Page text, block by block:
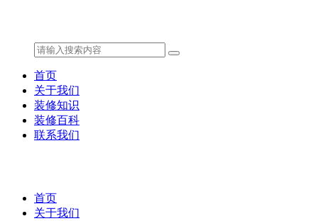
首页
关于我们
装修知识
装修百科
联系我们
首页
关于我们